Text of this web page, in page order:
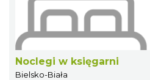
Noclegi w księgarni
Bielsko-Biała